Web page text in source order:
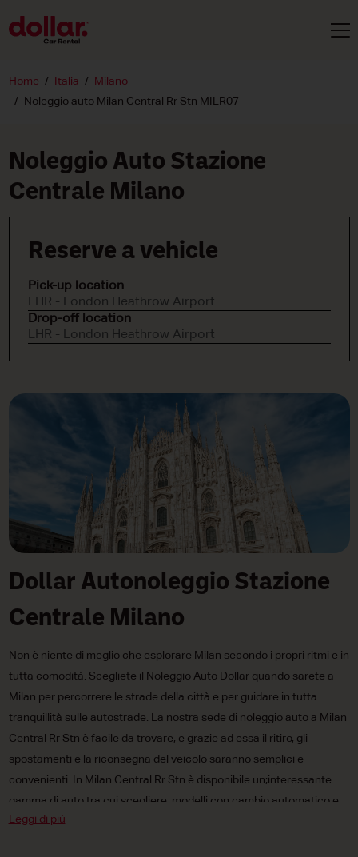
Home Italia
Milano
Noleggio auto Milan Central Rr Stn MILR07
Noleggio Auto Stazione
Centrale Milano
Reserve a vehicle
Pick-up location
LHR - London Heathrow Airport
Drop-off location
LHR - London Heathrow Airport
Dollar Autonoleggio Stazione
Centrale Milano
Non è niente di meglio che esplorare Milan secondo i propri ritmi e in
tutta comodità. Scegliete il Noleggio Auto Dollar quando sarete a
Milan per percorrere le strade della città e per guidare in tutta
tranquillità sulle autostrade. La nostra sede di noleggio auto a Milan
Central Rr Stn è facile da trovare, e grazie ad essa il ritiro, gli
spostamenti e la riconsegna del veicolo saranno semplici e
convenienti. In Milan Central Rr Stn è disponibile un;interessante
gamma di auto tra cui scegliere: modelli con cambio automatico e
manuale,auto mini
Leggi di più